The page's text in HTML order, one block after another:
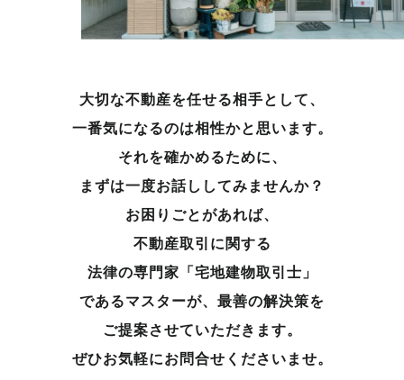
大切な不動産を任せる相手として、
一番気になるのは相性かと思います。
それを確かめるために、
まずは一度お話ししてみませんか？
お困りごとがあれば、
不動産取引に関する
法律の専門家「宅地建物取引士」
であるマスターが、 最善の解決策を
ご提案させていただきます。
ぜひお気軽にお問合せくださいませ。